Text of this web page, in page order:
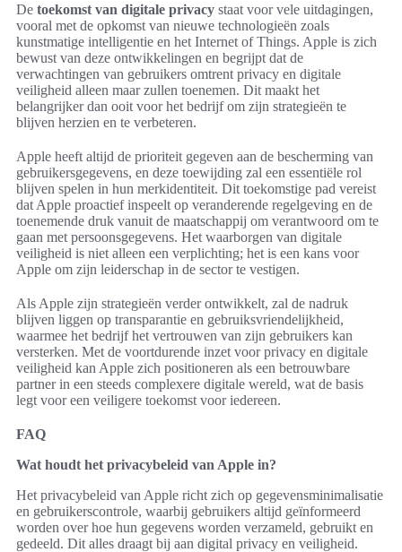
De toekomst van digitale privacy staat voor vele uitdagingen,
vooral met de opkomst van nieuwe technologieën zoals
kunstmatige intelligentie en het Internet of Things. Apple is zich
bewust van deze ontwikkelingen en begrijpt dat de
verwachtingen van gebruikers omtrent privacy en digitale
veiligheid alleen maar zullen toenemen. Dit maakt het
belangrijker dan ooit voor het bedrijf om zijn strategieën te
blijven herzien en te verbeteren.
Apple heeft altijd de prioriteit gegeven aan de bescherming van
gebruikersgegevens, en deze toewijding zal een essentiële rol
blijven spelen in hun merkidentiteit. Dit toekomstige pad vereist
dat Apple proactief inspeelt op veranderende regelgeving en de
toenemende druk vanuit de maatschappij om verantwoord om te
gaan met persoonsgegevens. Het waarborgen van digitale
veiligheid is niet alleen een verplichting; het is een kans voor
Apple om zijn leiderschap in de sector te vestigen.
Als Apple zijn strategieën verder ontwikkelt, zal de nadruk
blijven liggen op transparantie en gebruiksvriendelijkheid,
waarmee het bedrijf het vertrouwen van zijn gebruikers kan
versterken. Met de voortdurende inzet voor privacy en digitale
veiligheid kan Apple zich positioneren als een betrouwbare
partner in een steeds complexere digitale wereld, wat de basis
legt voor een veiligere toekomst voor iedereen.
FAQ
Wat houdt het privacybeleid van Apple in?
Het privacybeleid van Apple richt zich op gegevensminimalisatie
en gebruikerscontrole, waarbij gebruikers altijd geïnformeerd
worden over hoe hun gegevens worden verzameld, gebruikt en
gedeeld. Dit alles draagt bij aan digital privacy en veiligheid.